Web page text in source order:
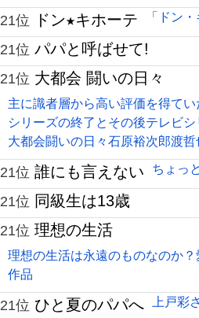
21位 ドン★キホーテ 「ドン
21位 パパと呼ばせて!
21位 大都会 闘いの日々
主に識者層から高い評価を得て
シリーズの終了とその後テレビ
大都会闘いの日々石原裕次郎渡
21位 誰にも言えない ちょっ
21位 同級生は13歳
21位 理想の生活
理想の生活は永遠のものなのか
作品
21位 ひと夏のパパへ 上戸彩